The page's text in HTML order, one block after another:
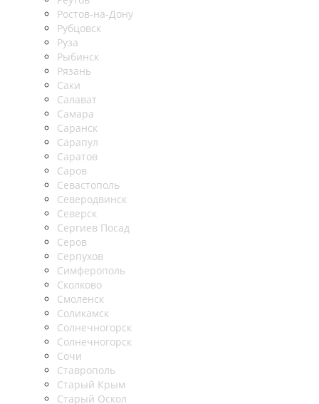
Ростов-на-Дону
Рубцовск
Руза
Рыбинск
Рязань
Саки
Салават
Самара
Саранск
Сарапул
Саратов
Саров
Севастополь
Северодвинск
Северск
Сергиев Посад
Серов
Серпухов
Симферополь
Сколково
Смоленск
Соликамск
Солнечногорск
Солнечногорск
Сочи
Ставрополь
Старый Крым
Старый Оскол